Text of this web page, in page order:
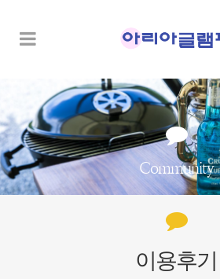
Community
이용후기